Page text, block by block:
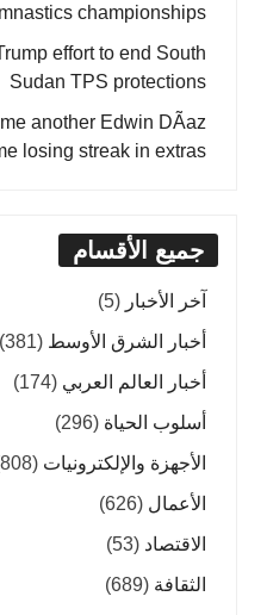
championships
effort to end South
Sudan TPS protections
another Edwin DÃ­az
losing streak in extras
جميع الأقسام
آخر الأخبار (5)
أخبار الشرق الأوسط (381)
أخبار العالم العربي (174)
أسلوب الحياة (296)
الأجهزة والإلكترونيات (808)
الأعمال (626)
الاقتصاد (53)
الثقافة (689)